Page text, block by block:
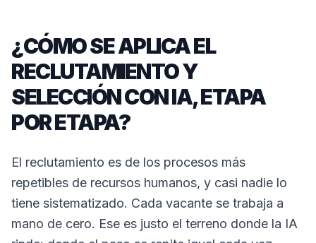
¿CÓMO SE APLICA EL
RECLUTAMIENTO Y
SELECCIÓN CON IA, ETAPA
POR ETAPA?
El reclutamiento es de los procesos más
repetibles de recursos humanos, y casi nadie lo
tiene sistematizado. Cada vacante se trabaja a
mano de cero. Ese es justo el terreno donde la IA